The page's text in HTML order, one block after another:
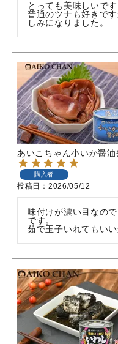
とっても美味しいで
普通のツナも好きで
あいこちゃん小いか醤
購入者
投稿日 2026/05/12
味付けが濃い目なの
です。
茹で玉子いれてもいい